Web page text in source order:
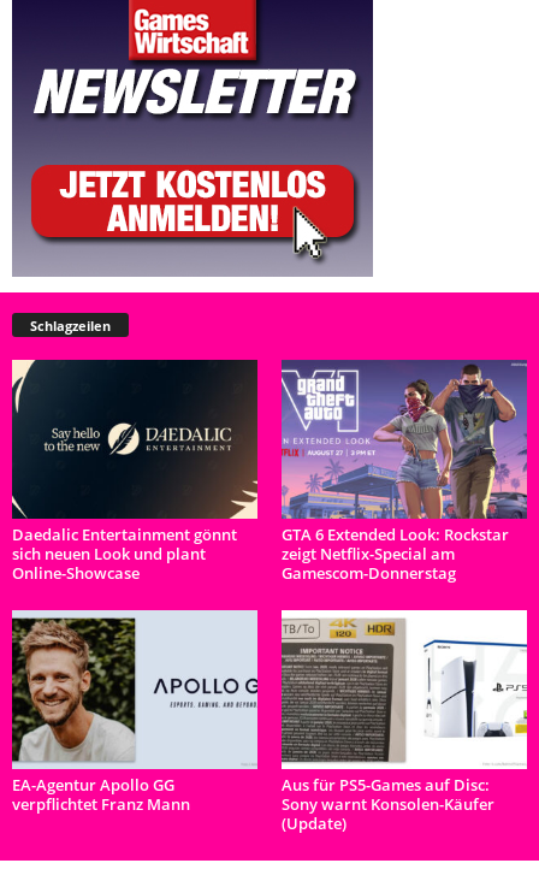
Schlagzeilen
Daedalic Entertainment gönnt
sich neuen Look und plant
Online-Showcase
GTA 6 Extended Look: Rockstar
zeigt Netflix-Special am
Gamescom-Donnerstag
EA-Agentur Apollo GG
verpflichtet Franz Mann
Aus für PS5-Games auf Disc:
Sony warnt Konsolen-Käufer
(Update)